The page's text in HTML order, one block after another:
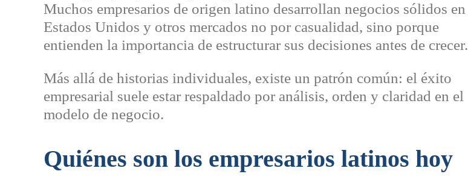
Muchos empresarios de origen latino desarrollan negocios sólidos en
Estados Unidos y otros mercados no por casualidad, sino porque
entienden la importancia de estructurar sus decisiones antes de crecer.
Más allá de historias individuales, existe un patrón común: el éxito
empresarial suele estar respaldado por análisis, orden y claridad en el
modelo de negocio.
Quiénes son los empresarios latinos hoy